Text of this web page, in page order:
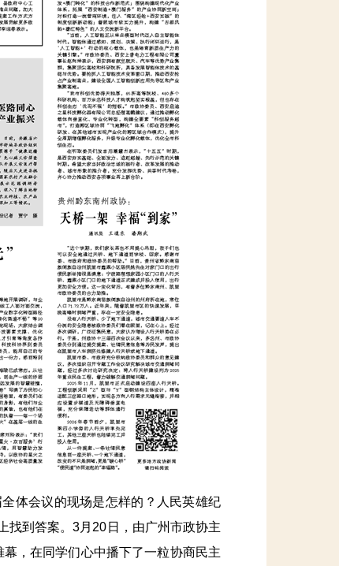
体会议的现场是怎样的？人民英雄纪
找到答案。3月20日，由广州市政协主
，在同学们心中播下了一粒协商民主